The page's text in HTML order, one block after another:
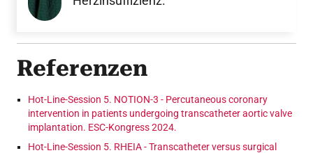
Referenzen
Hot-Line-Session 5. NOTION-3 - Percutaneous coronary
intervention in patients undergoing transcatheter aortic valve
implantation. ESC-Kongress 2024.
Hot-Line-Session 5. RHEIA - Transcatheter versus surgical